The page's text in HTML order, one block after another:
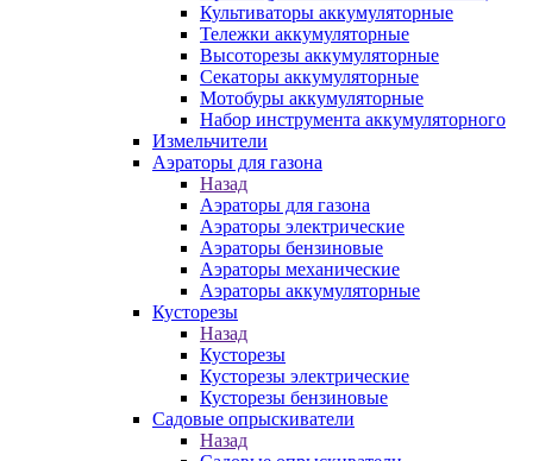
Культиваторы аккумуляторные
Тележки аккумуляторные
Высоторезы аккумуляторные
Секаторы аккумуляторные
Мотобуры аккумуляторные
Набор инструмента аккумуляторного
Измельчители
Аэраторы для газона
Назад
Аэраторы для газона
Аэраторы электрические
Аэраторы бензиновые
Аэраторы механические
Аэраторы аккумуляторные
Кусторезы
Назад
Кусторезы
Кусторезы электрические
Кусторезы бензиновые
Садовые опрыскиватели
Назад